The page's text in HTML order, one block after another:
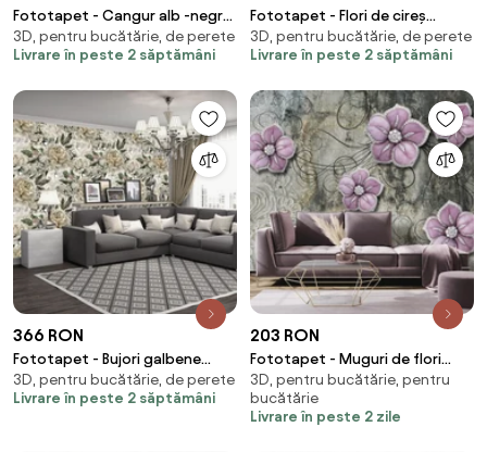
Fototapet - Cangur alb -negru
(254x184 cm)
3D, pentru bucătărie, de perete
Livrare în peste 2 săptămâni
Fototapet - Flori de cireș
(254x184 cm)
3D, pentru bucătărie, de perete
Livrare în peste 2 săptămâni
366 RON
Fototapet - Bujori galbene
(254x184 cm)
3D, pentru bucătărie, de perete
Livrare în peste 2 săptămâni
203 RON
Fototapet - Muguri de flori
(147x102 cm)
3D, pentru bucătărie, pentru
bucătărie
Livrare în peste 2 zile